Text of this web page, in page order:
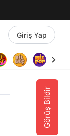
Giriş Yap
Görüş Bildir